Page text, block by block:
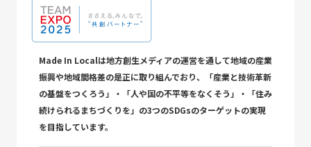
Made In Localは地方創生メディアの運営を通して地域の産業
振興や地域間格差の是正に取り組んでおり、「産業と技術革新
の基盤をつくろう」・「人や国の不平等をなくそう」・「住み
続けられるまちづくりを」の3つのSDGsのターゲットの実現
を目指しています。